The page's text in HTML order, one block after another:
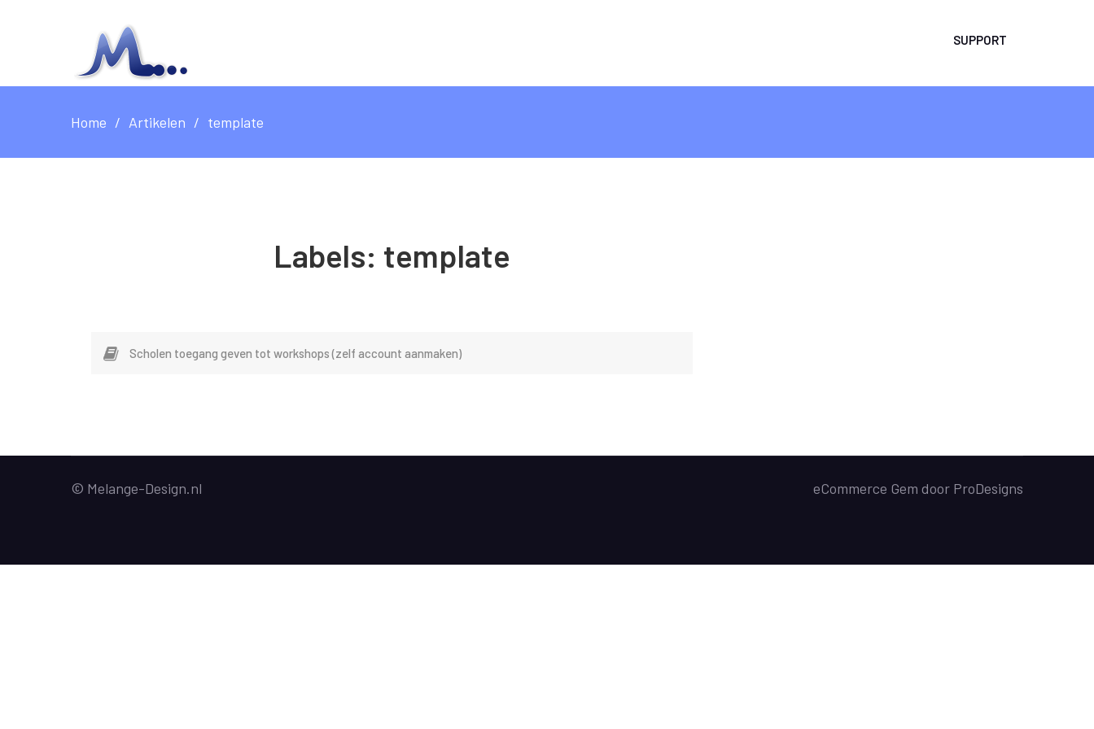
SUPPORT
Home Artikelen template
Labels: template
Scholen toegang geven tot workshops (zelf account aanmaken)
© Melange-Design.nl eCommerce Gem door ProDesigns